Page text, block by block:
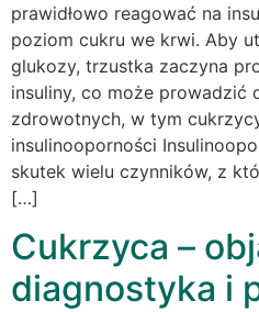
prawidłowo reagować na
poziom cukru we krwi. Aby
glukozy, trzustka zaczyna
insuliny, co może prowadzić
zdrowotnych, w tym
insulinooporności
skutek wielu czynników, z
[…]
Cukrzyca –
diagnostyka i